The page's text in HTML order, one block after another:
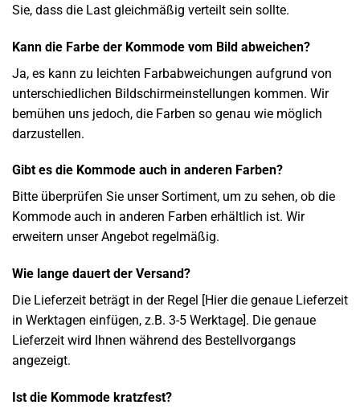
Sie, dass die Last gleichmäßig verteilt sein sollte.
Kann die Farbe der Kommode vom Bild abweichen?
Ja, es kann zu leichten Farbabweichungen aufgrund von
unterschiedlichen Bildschirmeinstellungen kommen. Wir
bemühen uns jedoch, die Farben so genau wie möglich
darzustellen.
Gibt es die Kommode auch in anderen Farben?
Bitte überprüfen Sie unser Sortiment, um zu sehen, ob die
Kommode auch in anderen Farben erhältlich ist. Wir
erweitern unser Angebot regelmäßig.
Wie lange dauert der Versand?
Die Lieferzeit beträgt in der Regel [Hier die genaue Lieferzeit
in Werktagen einfügen, z.B. 3-5 Werktage]. Die genaue
Lieferzeit wird Ihnen während des Bestellvorgangs
angezeigt.
Ist die Kommode kratzfest?